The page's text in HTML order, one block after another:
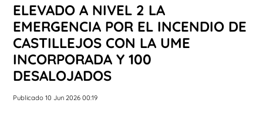
ELEVADO A NIVEL 2 LA
EMERGENCIA POR EL INCENDIO DE
CASTILLEJOS CON LA UME
INCORPORADA Y 100
DESALOJADOS
Publicado 10 Jun 2026 00:19